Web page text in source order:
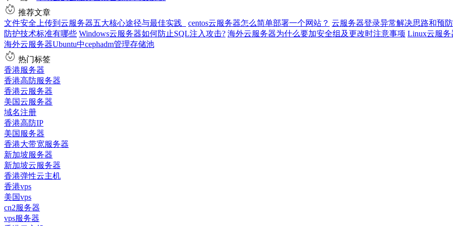
推荐文章
文件安全上传到云服务器五大核心途径与最佳实践
centos云服务器怎么简单部署一个网站？ 云服务器登录异常解决思路和预
防护技术标准有哪些 Windows云服务器如何防止SQL注入攻击? 海外云服务器为什么要加安全组及更改时注意事项 Linux云服务
海外云服务器Ubuntu中cephadm管理存储池
热门标签
香港服务器
香港高防服务器
香港云服务器
美国云服务器
域名注册
香港高防IP
美国服务器
香港大带宽服务器
新加坡服务器
新加坡云服务器
香港弹性云主机
香港vps
美国vps
cn2服务器
vps服务器